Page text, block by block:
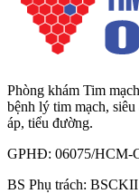
Phòng khám Tim
bệnh lý tim mạch,
áp, tiểu đường.
GPHĐ: 06075/HCM-
BS Phụ trách: